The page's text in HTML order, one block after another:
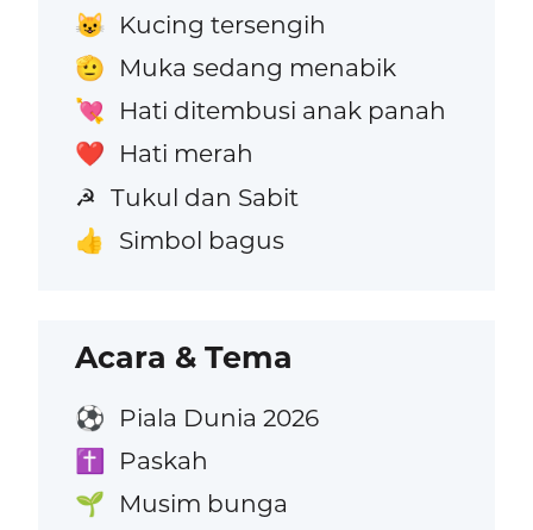
😺 Kucing tersengih
🫡 Muka sedang menabik
💘 Hati ditembusi anak panah
❤️ Hati merah
☭ Tukul dan Sabit
👍 Simbol bagus
Acara & Tema
⚽ Piala Dunia 2026
✝️ Paskah
🌱 Musim bunga